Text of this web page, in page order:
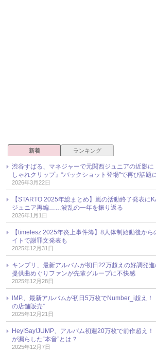
新着 ランキング
渋谷すばる、マネジャーで元関西ジュニアの近影
しゃれクリップ』“バックショット登場”で再び話題
2026年3月22日
【STARTO 2025年総まとめ】嵐の活動終了発表に
ジュニア再編……波乱の一年を振り返る
2026年1月1日
【timelesz 2025年炎上事件簿】8人体制始動後か
イトで謝罪文発表も
2025年12月31日
キンプリ、最新アルバムが初日22万超えの好調発
提供曲めぐりファンが先輩グループに不快感
2025年12月28日
IMP.、最新アルバムが初日5万枚でNumber_i超え
の店舗販売”
2025年12月21日
Hey!Say!JUMP、アルバム初週20万枚で前作超え
が漏らした“本音”とは？
2025年12月7日